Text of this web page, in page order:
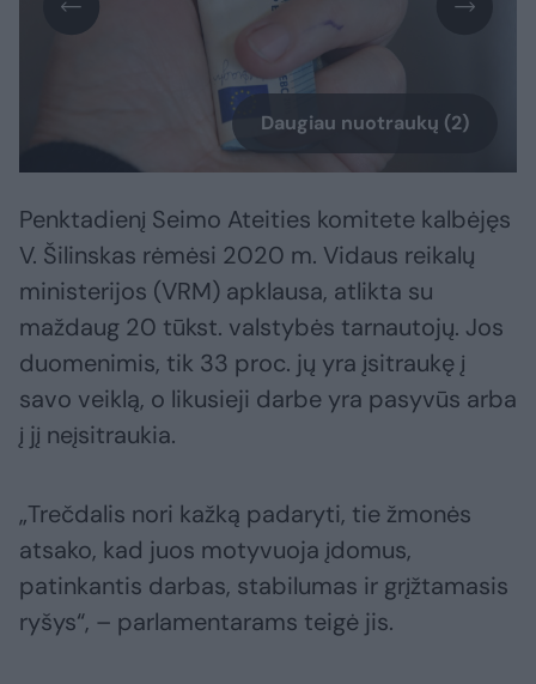
Daugiau nuotraukų (2)
Penktadienį Seimo Ateities komitete kalbėjęs
V. Šilinskas rėmėsi 2020 m. Vidaus reikalų
ministerijos (VRM) apklausa, atlikta su
maždaug 20 tūkst. valstybės tarnautojų. Jos
duomenimis, tik 33 proc. jų yra įsitraukę į
savo veiklą, o likusieji darbe yra pasyvūs arba
į jį neįsitraukia.
„Trečdalis nori kažką padaryti, tie žmonės
atsako, kad juos motyvuoja įdomus,
patinkantis darbas, stabilumas ir grįžtamasis
ryšys“, – parlamentarams teigė jis.